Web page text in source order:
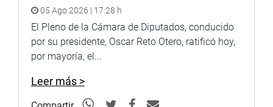
05 Ago 2026 | 17:28 h
El Pleno de la Cámara de Diputados, conducido
por su presidente, Oscar Reto Otero, ratificó hoy,
por mayoría, el...
Leer más >